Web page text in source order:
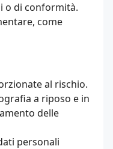
o di conformità.
come
al rischio.
a riposo e in
delle
personali